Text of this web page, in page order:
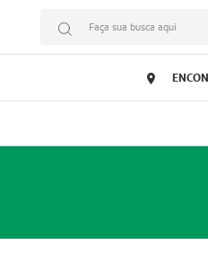
Faça sua busca aqui